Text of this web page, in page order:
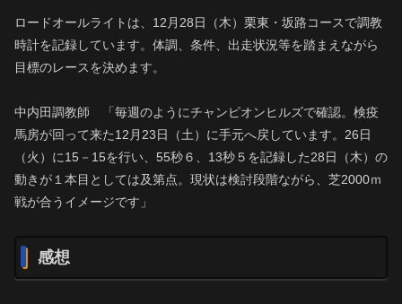
ロードオールライトは、12月28日（木）栗東・坂路コースで調教
時計を記録しています。体調、条件、出走状況等を踏まえながら
目標のレースを決めます。
中内田調教師 「毎週のようにチャンピオンヒルズで確認。検疫
馬房が回って来た12月23日（土）に手元へ戻しています。26日
（火）に15－15を行い、55秒６、13秒５を記録した28日（木）の
動きが１本目としては及第点。現状は検討段階ながら、芝2000ｍ
戦が合うイメージです」
感想